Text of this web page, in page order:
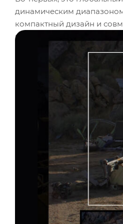
динамическим диапазоном в 16+ ступеней, камера обеспечивает потрясающую глубину изображения. Во-вторых, её
компактный дизайн и совместимость с объективами
проектов. Камера поддерживает съёмку в формате REDCODE RAW и Apple ProRes, что дает широкие возможности для
постпродакшн обработки.